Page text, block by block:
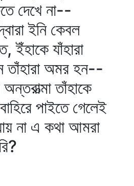
দেখে না--
ইনি কেবল
ইঁহাকে যাঁহারা
তাঁহারা অমর হন--
তাঁহাকে
পাইতে গেলেই
না এ কথা আমরা